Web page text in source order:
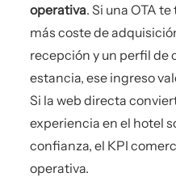
operativa. Si una OTA
más coste de
recepción y un perfil de
estancia, ese ingreso
Si la web directa
experiencia en el hotel
confianza, el KPI
operativa.